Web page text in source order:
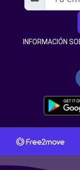
INFORMACIÓN